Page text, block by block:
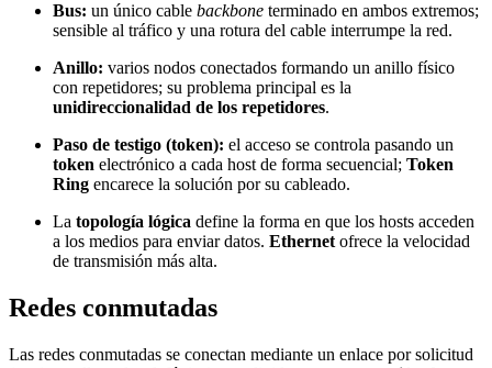
Bus: un único cable backbone terminado en ambos extremos;
sensible al tráfico y una rotura del cable interrumpe la red.
Anillo: varios nodos conectados formando un anillo físico
con repetidores; su problema principal es la
unidireccionalidad de los repetidores.
Paso de testigo (token): el acceso se controla pasando un
token electrónico a cada host de forma secuencial; Token
Ring encarece la solución por su cableado.
La topología lógica define la forma en que los hosts acceden
a los medios para enviar datos. Ethernet ofrece la velocidad
de transmisión más alta.
Redes conmutadas
Las redes conmutadas se conectan mediante un enlace por solicitud